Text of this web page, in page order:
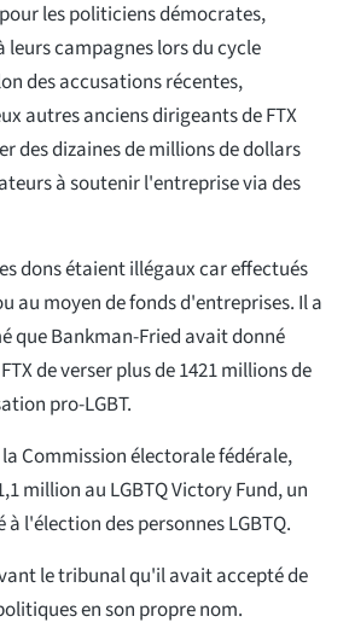
les politiciens démocrates,
campagnes lors du cycle
des accusations récentes,
autres anciens dirigeants de FTX
des dizaines de millions de dollars
à soutenir l'entreprise via des
dons étaient illégaux car effectués
au moyen de fonds d'entreprises. Il a
que Bankman-Fried avait donné
de verser plus de 1421 millions de
pro-LGBT.
Commission électorale fédérale,
million au LGBTQ Victory Fund, un
l'élection des personnes LGBTQ.
le tribunal qu'il avait accepté de
en son propre nom.